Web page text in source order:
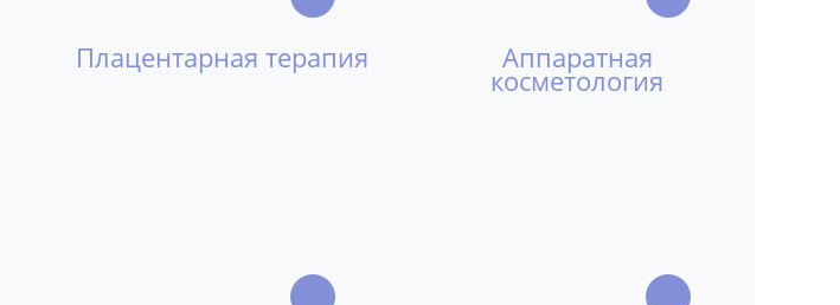
Плацентарная терапия Аппаратная
косметология